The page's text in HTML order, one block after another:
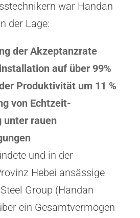
war Handan
der Lage:
der Akzeptanzrate
auf über 99%
Produktivität um 11 %
von Echtzeit-
unter rauen
und in der
Hebei ansässige
Group (Handan
ein Gesamtvermögen